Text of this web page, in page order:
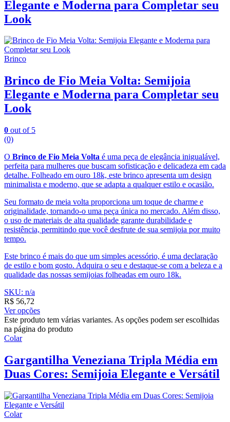
Elegante e Moderna para Completar seu
Look
Brinco
Brinco de Fio Meia Volta: Semijoia
Elegante e Moderna para Completar seu
Look
0 out of 5
(0)
O Brinco de Fio Meia Volta é uma peça de elegância inigualável,
perfeita para mulheres que buscam sofisticação e delicadeza em cada
detalhe. Folheado em ouro 18k, este brinco apresenta um design
minimalista e moderno, que se adapta a qualquer estilo e ocasião.
Seu formato de meia volta proporciona um toque de charme e
originalidade, tornando-o uma peça única no mercado. Além disso,
o uso de materiais de alta qualidade garante durabilidade e
resistência, permitindo que você desfrute de sua semijoia por muito
tempo.
Este brinco é mais do que um simples acessório, é uma declaração
de estilo e bom gosto. Adquira o seu e destaque-se com a beleza e a
qualidade das nossas semijoias folheadas em ouro 18k.
SKU: n/a
R$ 56,72
Ver opções
Este produto tem várias variantes. As opções podem ser escolhidas
na página do produto
Colar
Gargantilha Veneziana Tripla Média em
Duas Cores: Semijoia Elegante e Versátil
Colar